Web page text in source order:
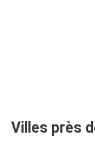
Villes près